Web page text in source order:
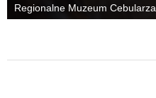
Regionalne Muzeum Cebularza